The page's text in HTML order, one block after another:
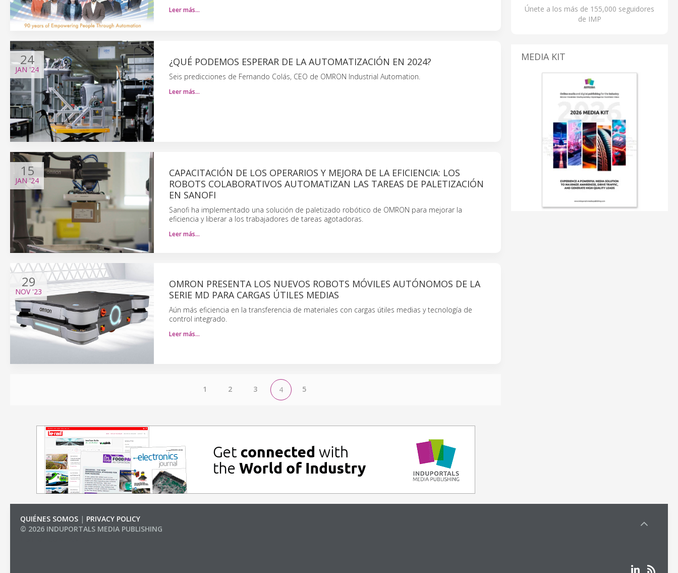
Leer más…
24
JAN '24
¿QUÉ PODEMOS ESPERAR DE LA AUTOMATIZACIÓN EN 2024?
Seis predicciones de Fernando Colás, CEO de OMRON Industrial Automation.
Leer más…
15
JAN'24
CAPACITACIÓN DE LOS OPERARIOS Y MEJORA DE LA EFICIENCIA: LOS
ROBOTS COLABORATIVOS AUTOMATIZAN LAS TAREAS DE PALETIZACIÓN
EN SANOFI
Sanofi ha implementado una solución de paletizado robótico de OMRON para mejorar la
eficiencia y liberar a los trabajadores de tareas agotadoras.
Leer más…
29
NOV'23
OMRON PRESENTA LOS NUEVOS ROBOTS MÓVILES AUTÓNOMOS DE LA
SERIE MD PARA CARGAS ÚTILES MEDIAS
Aún más eficiencia en la transferencia de materiales con cargas útiles medias y tecnología de
control integrado.
Leer más…
1 2 3 4 5
Únete a los más de 155,000 seguidores
de IMP
MEDIA KIT
QUIÉNES SOMOS | PRIVACY POLICY
© 2026 INDUPORTALS MEDIA PUBLISHING